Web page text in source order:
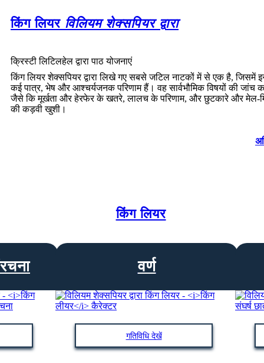
किंग लियर विलियम शेक्सपियर द्वारा
क्रिस्टी लिटिलहेल द्वारा पाठ योजनाएं
किंग लियर शेक्सपियर द्वारा लिखे गए सबसे जटिल नाटकों में से एक है, जिसमें
कई पात्र, भेष और आश्चर्यजनक परिणाम हैं। वह सार्वभौमिक विषयों की जांच
जैसे कि मूर्खता और हेरफेर के खतरे, लालच के परिणाम, और छुटकारे और मेल-
की कड़वी खुशी।
किंग लियर
वर्ण
गतिविधि देखें